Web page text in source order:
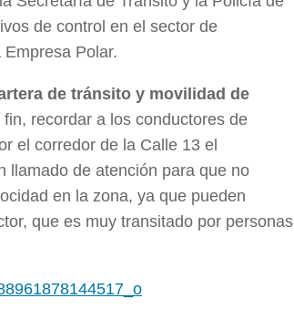
de control en el sector de
Polar.
de tránsito y movilidad de
recordar a los conductores de
el corredor de la Calle 13 el
llamado de atención para que no
en la zona, ya que pueden
que es muy transitado por personas